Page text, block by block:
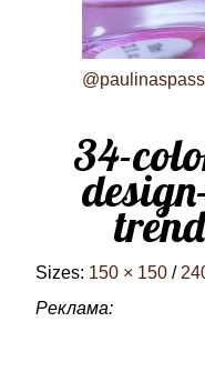
34-
Sizes: 150 × 150 /
Реклама: